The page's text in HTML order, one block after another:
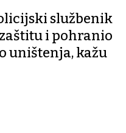
službenik
i pohranio
uništenja, kažu